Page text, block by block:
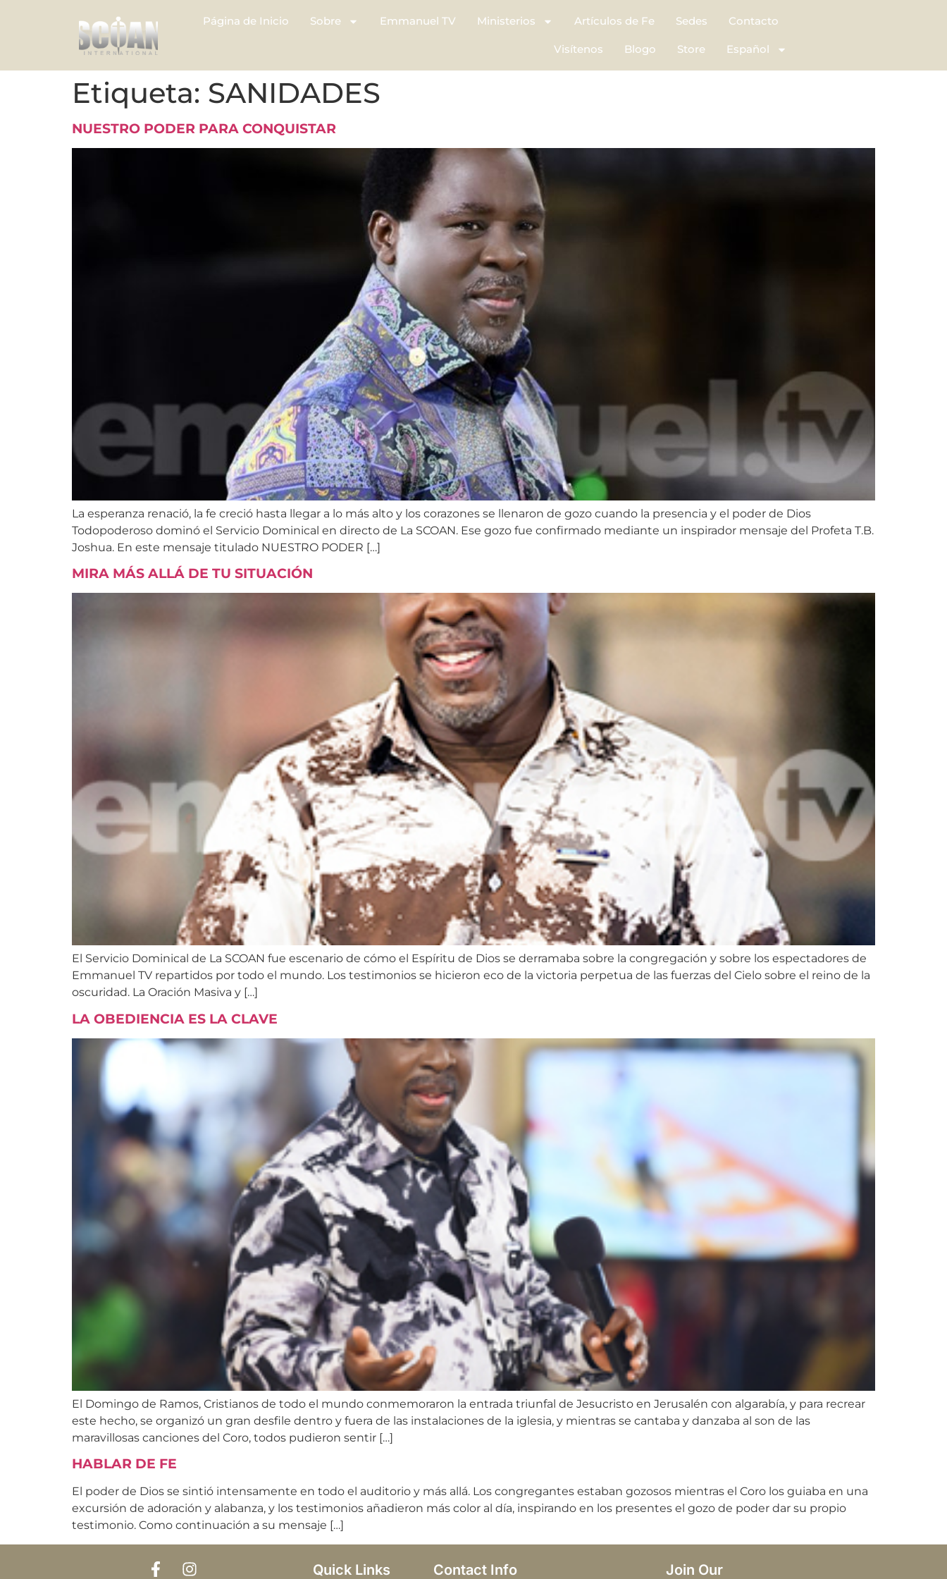
Página de Inicio Sobre Emmanuel TV Ministerios Artículos de Fe Sedes Contacto
Visítenos Blogo Store Español
Etiqueta: SANIDADES
NUESTRO PODER PARA CONQUISTAR
La esperanza renació, la fe creció hasta llegar a lo más alto y los corazones se llenaron de gozo cuando la presencia y el poder de Dios
Todopoderoso dominó el Servicio Dominical en directo de La SCOAN. Ese gozo fue confirmado mediante un inspirador mensaje del Profeta T.B.
Joshua. En este mensaje titulado NUESTRO PODER […]
MIRA MÁS ALLÁ DE TU SITUACIÓN
El Servicio Dominical de La SCOAN fue escenario de cómo el Espíritu de Dios se derramaba sobre la congregación y sobre los espectadores de
Emmanuel TV repartidos por todo el mundo. Los testimonios se hicieron eco de la victoria perpetua de las fuerzas del Cielo sobre el reino de la
oscuridad. La Oración Masiva y […]
LA OBEDIENCIA ES LA CLAVE
El Domingo de Ramos, Cristianos de todo el mundo conmemoraron la entrada triunfal de Jesucristo en Jerusalén con algarabía, y para recrear
este hecho, se organizó un gran desfile dentro y fuera de las instalaciones de la iglesia, y mientras se cantaba y danzaba al son de las
maravillosas canciones del Coro, todos pudieron sentir […]
HABLAR DE FE
El poder de Dios se sintió intensamente en todo el auditorio y más allá. Los congregantes estaban gozosos mientras el Coro los guiaba en una
excursión de adoración y alabanza, y los testimonios añadieron más color al día, inspirando en los presentes el gozo de poder dar su propio
testimonio. Como continuación a su mensaje […]
Quick Links Contact Info
Join Our